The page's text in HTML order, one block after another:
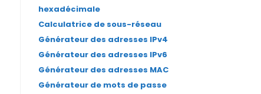
hexadécimale
Calculatrice de sous-réseau
Générateur des adresses IPv4
Générateur des adresses IPv6
Générateur des adresses MAC
Générateur de mots de passe